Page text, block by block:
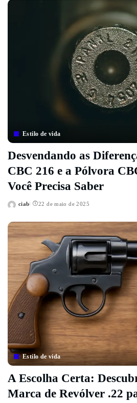
Estilo de vida
Desvendando as
CBC 216 e a Pólvora
Você Precisa Saber
Posted
ciab 22 de maio de 2025
Estilo de vida
A Escolha Certa:
Marca de Revólver .22